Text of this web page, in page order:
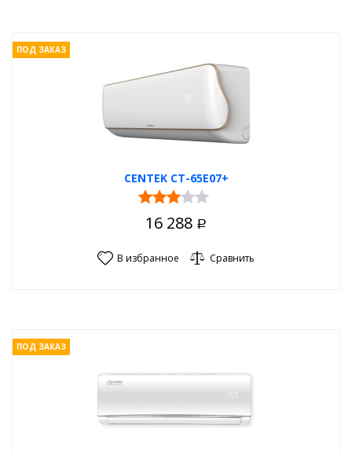
CENTEK CT-65E07+
ПОД ЗАКАЗ
16 288 Р
В избранное Сравнить
ПОД ЗАКАЗ